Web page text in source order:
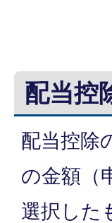
配当控
配当控除
の金額（
選択した